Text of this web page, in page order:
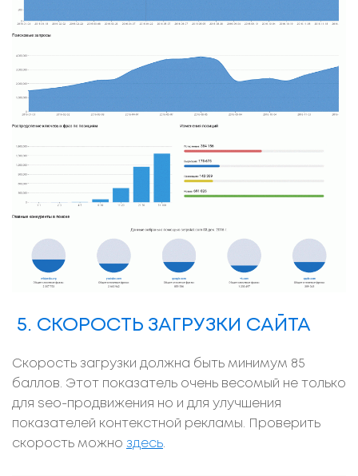
5. СКОРОСТЬ ЗАГРУЗКИ САЙТА
Скорость загрузки должна быть минимум 85
баллов. Этот показатель очень весомый не только
для seo-продвижения но и для улучшения
показателей контекстной рекламы. Проверить
скорость можно здесь